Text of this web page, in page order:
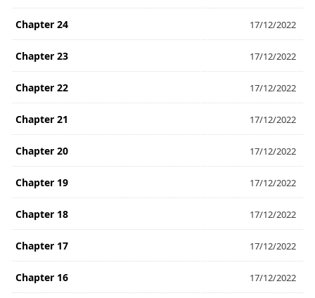
Chapter 24 17/12/2022
Chapter 23 17/12/2022
Chapter 22 17/12/2022
Chapter 21 17/12/2022
Chapter 20 17/12/2022
Chapter 19 17/12/2022
Chapter 18 17/12/2022
Chapter 17 17/12/2022
Chapter 16 17/12/2022